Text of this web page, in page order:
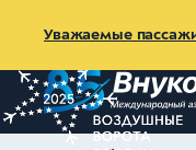
Уважаемые